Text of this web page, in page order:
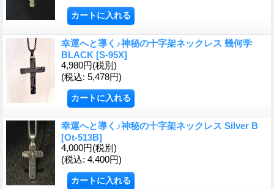
幸運へと導く♪神秘の十字架ネックレス 幾何学
BLACK [S-95X]
4,980円(税別)
(税込: 5,478円)
幸運へと導く♪神秘の十字架ネックレス Silver B
[Ot-513B]
4,000円(税別)
(税込: 4,400円)